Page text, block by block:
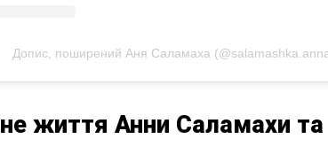
Допис, поширений Аня Саламаха
життя Анни Саламахи та